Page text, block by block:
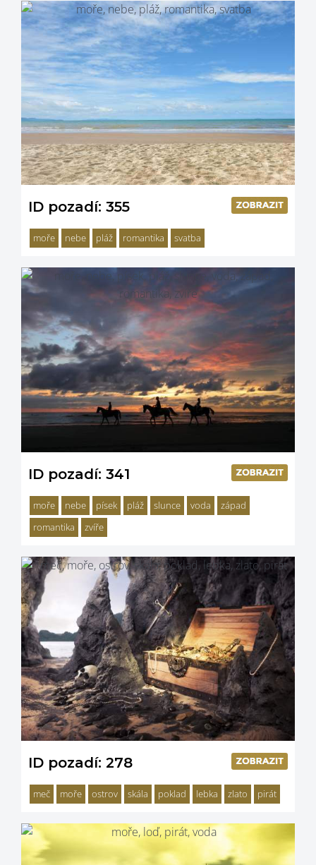
ID pozadí: 355
moře nebe pláž romantika svatba
ID pozadí: 341
moře nebe písek pláž slunce voda
západ
romantika
zvíře
ID pozadí: 278
meč moře ostrov skála poklad lebka zlato pirát